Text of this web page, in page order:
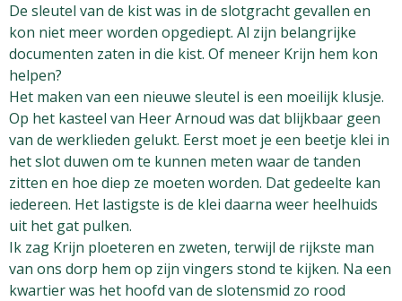
De sleutel van de kist was in de slotgracht gevallen en
kon niet meer worden opgediept. Al zijn belangrijke
documenten zaten in die kist. Of meneer Krijn hem kon
helpen?
Het maken van een nieuwe sleutel is een moeilijk klusje.
Op het kasteel van Heer Arnoud was dat blijkbaar geen
van de werklieden gelukt. Eerst moet je een beetje klei in
het slot duwen om te kunnen meten waar de tanden
zitten en hoe diep ze moeten worden. Dat gedeelte kan
iedereen. Het lastigste is de klei daarna weer heelhuids
uit het gat pulken.
Ik zag Krijn ploeteren en zweten, terwijl de rijkste man
van ons dorp hem op zijn vingers stond te kijken. Na een
kwartier was het hoofd van de slotensmid zo rood